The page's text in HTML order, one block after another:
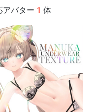
アバター 1 体